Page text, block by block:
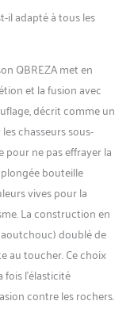
et
mm, elle est
vos sports
les UV
peau des
une
UPF
de
pour les
Les
cousues à
triple ;
l'eau de
la
produit
il adapté à tous les
QBREZA met en
et la fusion avec
décrit comme un
chasseurs sous-
ne pas effrayer la
bouteille
vives pour la
La construction en
doublé de
au toucher. Ce choix
l’élasticité
contre les rochers.